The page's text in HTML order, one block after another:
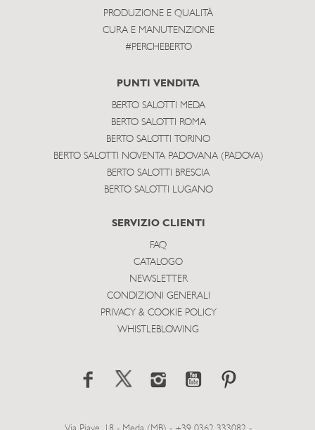
PRODUZIONE E QUALITÀ
CURA E MANUTENZIONE
#PERCHEBERTO
PUNTI VENDITA
BERTO SALOTTI MEDA
BERTO SALOTTI ROMA
BERTO SALOTTI TORINO
BERTO SALOTTI NOVENTA PADOVANA (PADOVA)
BERTO SALOTTI BRESCIA
BERTO SALOTTI LUGANO
SERVIZIO CLIENTI
FAQ
CATALOGO
NEWSLETTER
CONDIZIONI GENERALI
PRIVACY & COOKIE POLICY
WHISTLEBLOWING